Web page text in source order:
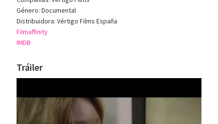
Género: Documental
Distribuidora: Vértigo Films España
Filmaffinity
IMDB
Tráiler